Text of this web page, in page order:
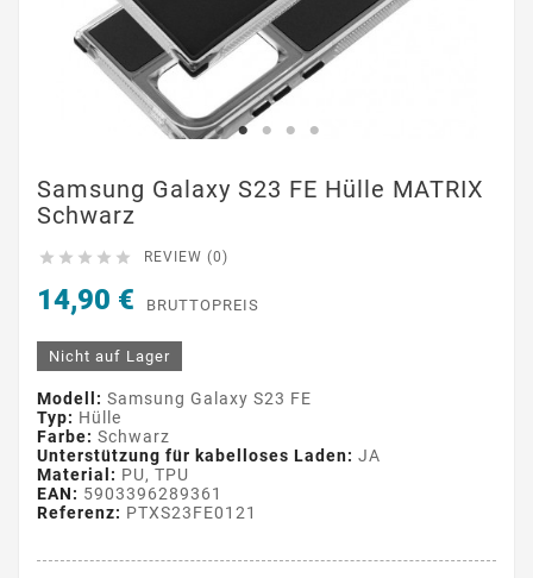
Samsung Galaxy S23 FE Hülle MATRIX
Schwarz
     REVIEW (0)
14,90 € BRUTTOPREIS
Nicht auf Lager
Modell: Samsung Galaxy S23 FE
Typ: Hülle
Farbe: Schwarz
Unterstützung für kabelloses Laden: JA
Material: PU, TPU
EAN: 5903396289361
Referenz: PTXS23FE0121